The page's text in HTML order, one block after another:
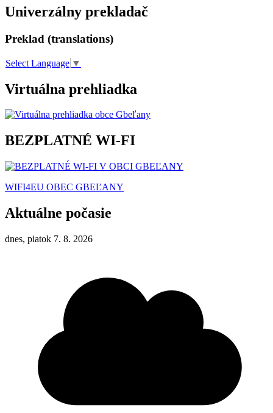
Univerzálny prekladač
Preklad (translations)
Select Language ▼
Virtuálna prehliadka
BEZPLATNÉ WI-FI
WIFI4EU OBEC GBEĽANY
Aktuálne počasie
dnes, piatok 7. 8. 2026